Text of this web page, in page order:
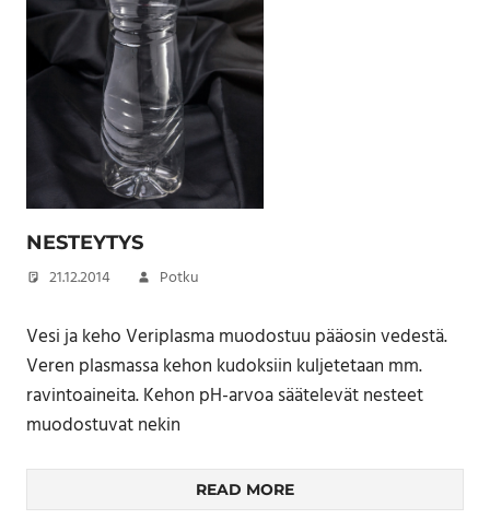
NESTEYTYS
21.12.2014 Potku
Vesi ja keho Veriplasma muodostuu pääosin vedestä.
Veren plasmassa kehon kudoksiin kuljetetaan mm.
ravintoaineita. Kehon pH-arvoa säätelevät nesteet
muodostuvat nekin
READ MORE